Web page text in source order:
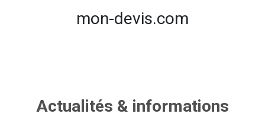
mon-devis.com
Actualités & informations